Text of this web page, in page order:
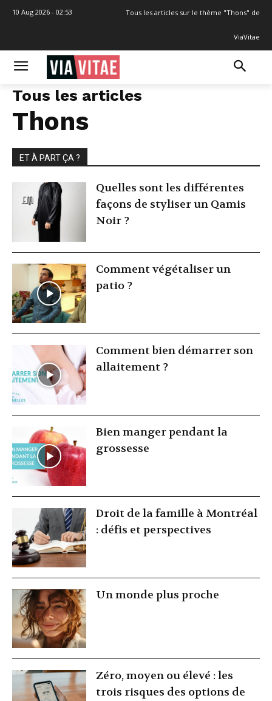
10 Aug 2026 - 02:53 Tous les articles sur le thème "Thons" de
ViaVitae
Tous les articles
Thons
ET À PART ÇA ?
Quelles sont les différentes
façons de styliser un Qamis
Noir ?
Comment végétaliser un
patio ?
Comment bien démarrer son
allaitement ?
Bien manger pendant la
grossesse
Droit de la famille à Montréal
: défis et perspectives
Un monde plus proche
Zéro, moyen ou élevé : les
trois risques des options de